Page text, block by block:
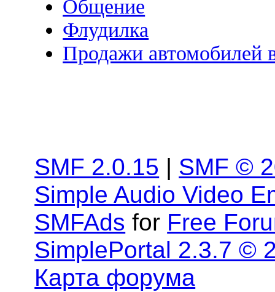
Общение
Флудилка
Продажи автомобилей
SMF 2.0.15 | SMF ©
Simple Audio Video
SMFAds for Free
SimplePortal 2.3.7 ©
Карта форума